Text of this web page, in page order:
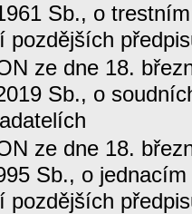
Sb., o
pozdějších
ze dne 18.
Sb., o
ze dne 18.
Sb., o
pozdějších